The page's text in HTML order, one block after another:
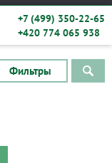
+7 (499) 350-22-65
+420 774 065 938
Фильтры